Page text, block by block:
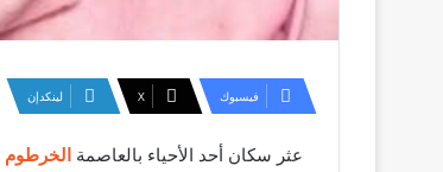
فيسبوك ‫X لينكدإن
عثر سكان أحد الأحياء بالعاصمة الخرطوم